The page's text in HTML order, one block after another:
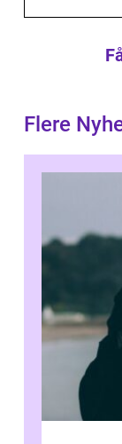
Flere